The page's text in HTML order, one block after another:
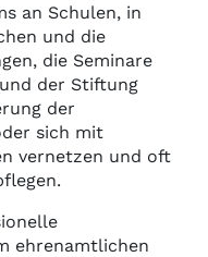
an Schulen, in
und die
die Seminare
der Stiftung
der
sich mit
vernetzen und oft
ehrenamtlichen